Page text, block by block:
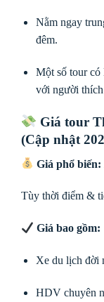
Nằm ngay
đêm.
Một số tour có
với người
Giá tour
(Cập nhật
Giá phổ biến:
Tùy thời điểm &
Giá bao gồm:
Xe du lịch đời
HDV chuyên